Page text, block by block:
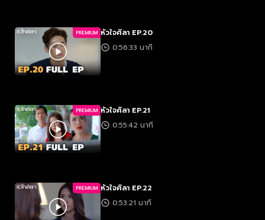
PREMIUM หัวใจศิลา EP.20
0:56:33 นาที
PREMIUM หัวใจศิลา EP.21
0:55:42 นาที
PREMIUM หัวใจศิลา EP.22
0:53:21 นาที